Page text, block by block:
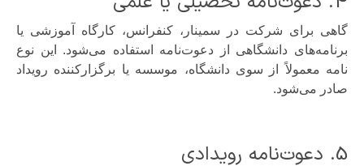
گاهی برای شرکت در سمینار، کنفرانس، کارگاه آموزشی یا
برنامه‌های دانشگاهی از دعوت‌نامه استفاده می‌شود. این نوع
نامه معمولاً از سوی دانشگاه، موسسه یا برگزارکننده رویداد
صادر می‌شود.